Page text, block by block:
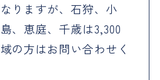
りますが、石狩、小
、恵庭、千歳は3,300
の方はお問い合わせく